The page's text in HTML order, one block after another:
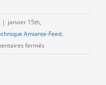
| janvier 15th,
Amiante-Feed,
fermés